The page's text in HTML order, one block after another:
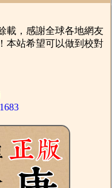
，感謝全球各地網友
本站希望可以做到校對